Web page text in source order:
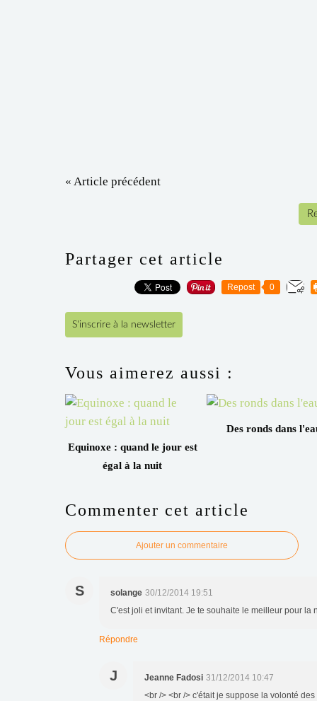
« Article précédent
Partager cet article
Repost 0
S'inscrire à la newsletter
Vous aimerez aussi :
Equinoxe : quand le jour est
égal à la nuit
Des ronds dans
Commenter cet article
Ajouter un commentaire
S solange 30/12/2014 19:51
C'est joli et invitant. Je te souhaite le meilleur pour
Répondre
J Jeanne Fadosi 31/12/2014 10:47
<br /> <br /> c'était je suppose la volonté